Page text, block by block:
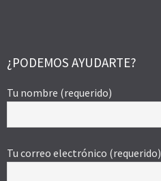
¿PODEMOS AYUDARTE?
Tu nombre (requerido)
Tu correo electrónico (requerido)